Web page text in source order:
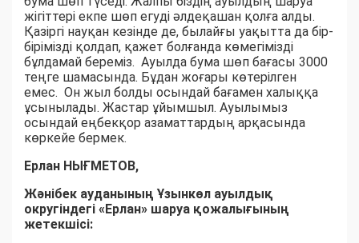
жігіттері екпе шөп егуді әлдеқашан қолға алды.
Қазіргі науқан кезінде де, былайғы уақытта да бір-
бірімізді қолдап, қажет болғанда көмегімізді
бұлдамай береміз. Ауылда бума шөп бағасы 3000
теңге шамасында. Бұдан жоғары көтерілген
емес. Он жыл болды осындай бағамен халыққа
ұсынылады. Жастар ұйымшыл. Ауылымыз
осындай еңбекқор азаматтардың арқасында
көркейе бермек.
Ерлан НЫҒМЕТОВ,
Жәнібек ауданының Ұзынкөл ауылдық
округіндегі «Ерлан» шаруа қожалығының
жетекшісі: